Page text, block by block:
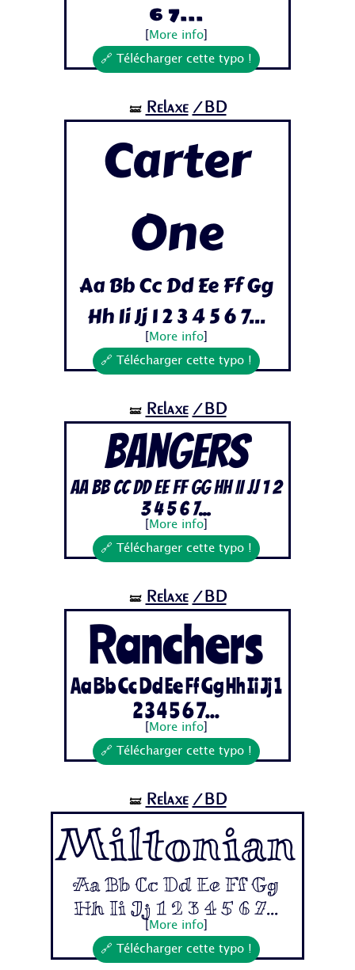
6 7...
More info]
🔗 Télécharger cette typo !
🝛 Relaxe /BD
Carter
One
Aa Bb Cc Dd Ee Ff Gg
Hh Ii Jj 1 2 3 4 5 6 7...
More info]
🔗 Télécharger cette typo !
🝛 Relaxe /BD
Bangers
Aa Bb Cc Dd Ee Ff Gg Hh Ii Jj 1 2
3 4 5 6 7...
More info]
🔗 Télécharger cette typo !
🝛 Relaxe /BD
Ranchers
Aa Bb Cc Dd Ee Ff Gg Hh Ii Jj 1
2 3 4 5 6 7...
More info]
🔗 Télécharger cette typo !
🝛 Relaxe /BD
Miltonian
Aa Bb Cc Dd Ee Ff Gg
Hh Ii Jj 1 2 3 4 5 6 7...
More info]
🔗 Télécharger cette typo !